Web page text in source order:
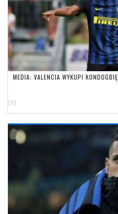
MEDIA: VALENCIA WYKUPI KONDOGBIĘ
[10]